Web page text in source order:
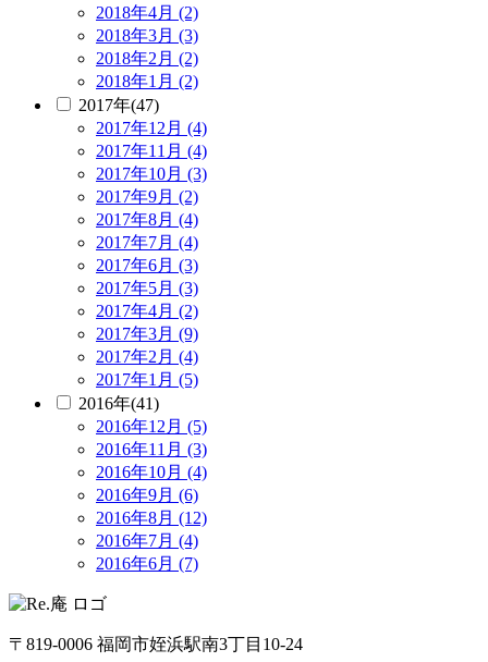
2018年4月 (2)
2018年3月 (3)
2018年2月 (2)
2018年1月 (2)
2017年(47)
2017年12月 (4)
2017年11月 (4)
2017年10月 (3)
2017年9月 (2)
2017年8月 (4)
2017年7月 (4)
2017年6月 (3)
2017年5月 (3)
2017年4月 (2)
2017年3月 (9)
2017年2月 (4)
2017年1月 (5)
2016年(41)
2016年12月 (5)
2016年11月 (3)
2016年10月 (4)
2016年9月 (6)
2016年8月 (12)
2016年7月 (4)
2016年6月 (7)
〒819-0006 福岡市姪浜駅南3丁目10-24